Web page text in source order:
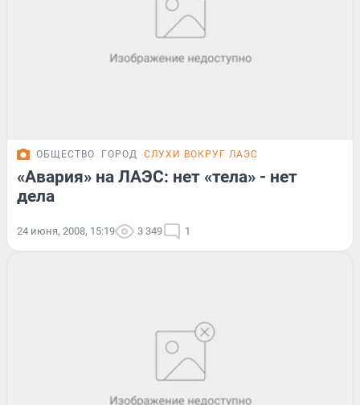
ОБЩЕСТВО ГОРОД СЛУХИ ВОКРУГ ЛАЭС
«Авария» на ЛАЭС: нет «тела» - нет
дела
24 июня, 2008, 15:19 3 349 1